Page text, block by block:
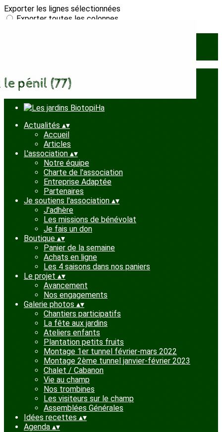
Exporter les lignes sélectionnées
Exporter toutes les colonnes
Cliquez pour éditer
Actualités ▴▾
Accueil
Articles
L'association ▴▾
Notre équipe
Charte de l'association
Entreprise Adaptée
Partenaires
Je soutiens l'association ▴▾
J'adhère
Les missions de bénévolat
Je fais un don
Boutique ▴▾
Panier de la semaine
Achats en ligne
Les 4 saisons dans nos paniers
Le projet ▴▾
Avancement
Nos engagements
Galerie photos ▴▾
Chantiers participatifs
La fête aux jardins
Ateliers enfants
Plantation petits fruits
Montage 1er tunnel février-mars 2022
Montage 2ème tunnel janvier-février 2023
Chalet / Cabanon
Vie au champ
Nos trombines
Les visiteurs sur le champ
Assemblées Générales
Idées recettes ▴▾
Agenda ▴▾